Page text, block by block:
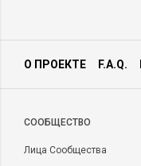
О ПРОЕКТЕ F.A.Q.
CООБЩЕСТВО
Лица Сообщества